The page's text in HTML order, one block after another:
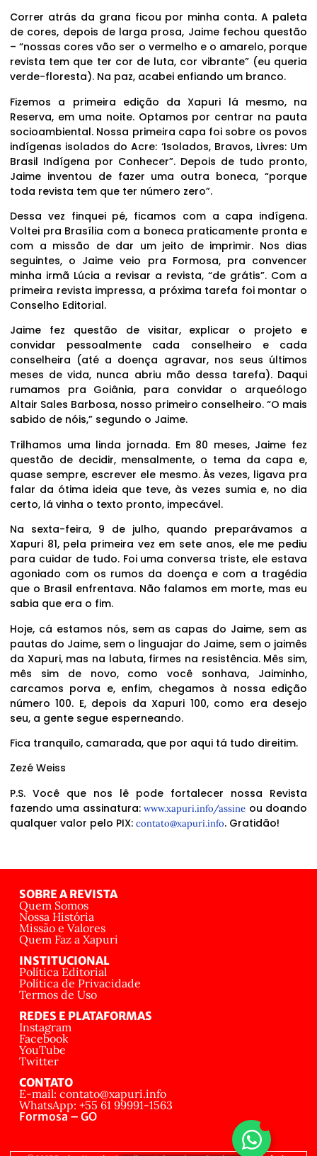
Correr atrás da grana ficou por minha conta. A paleta
de cores, depois de larga prosa, Jaime fechou questão
– “nossas cores vão ser o vermelho e o amarelo, porque
revista tem que ter cor de luta, cor vibrante” (eu queria
verde-floresta). Na paz, acabei enfiando um branco.
Fizemos a primeira edição da Xapuri lá mesmo, na
Reserva, em uma noite. Optamos por centrar na pauta
socioambiental. Nossa primeira capa foi sobre os povos
indígenas isolados do Acre: ‘Isolados, Bravos, Livres: Um
Brasil Indígena por Conhecer”. Depois de tudo pronto,
Jaime inventou de fazer uma outra boneca, “porque
toda revista tem que ter número zero”.
Dessa vez finquei pé, ficamos com a capa indígena.
Voltei pra Brasília com a boneca praticamente pronta e
com a missão de dar um jeito de imprimir. Nos dias
seguintes, o Jaime veio pra Formosa, pra convencer
minha irmã Lúcia a revisar a revista, “de grátis”. Com a
primeira revista impressa, a próxima tarefa foi montar o
Conselho Editorial.
Jaime fez questão de visitar, explicar o projeto e
convidar pessoalmente cada conselheiro e cada
conselheira (até a doença agravar, nos seus últimos
meses de vida, nunca abriu mão dessa tarefa). Daqui
rumamos pra Goiânia, para convidar o arqueólogo
Altair Sales Barbosa, nosso primeiro conselheiro. “O mais
sabido de nóis,” segundo o Jaime.
Trilhamos uma linda jornada. Em 80 meses, Jaime fez
questão de decidir, mensalmente, o tema da capa e,
quase sempre, escrever ele mesmo. Às vezes, ligava pra
falar da ótima ideia que teve, às vezes sumia e, no dia
certo, lá vinha o texto pronto, impecável.
Na sexta-feira, 9 de julho, quando preparávamos a
Xapuri 81, pela primeira vez em sete anos, ele me pediu
para cuidar de tudo. Foi uma conversa triste, ele estava
agoniado com os rumos da doença e com a tragédia
que o Brasil enfrentava. Não falamos em morte, mas eu
sabia que era o fim.
Hoje, cá estamos nós, sem as capas do Jaime, sem as
pautas do Jaime, sem o linguajar do Jaime, sem o jaimês
da Xapuri, mas na labuta, firmes na resistência. Mês sim,
mês sim de novo, como você sonhava, Jaiminho,
carcamos porva e, enfim, chegamos à nossa edição
número 100. E, depois da Xapuri 100, como era desejo
seu, a gente segue esperneando.
Fica tranquilo, camarada, que por aqui tá tudo direitim.
Zezé Weiss
P.S. Você que nos lê pode fortalecer nossa Revista
fazendo uma assinatura:www.xapuri.info/assine ou doando
qualquer valor pelo PIX: contato@xapuri.info. Gratidão!
SOBRE A REVISTA
Quem Somos
Nossa História
Missão e Valores
Quem Faz a Xapuri
INSTITUCIONAL
Política Editorial
Política de Privacidade
Termos de Uso
REDES E PLATAFORMAS
Instagram
Facebook
YouTube
Twitter
CONTATO
E-mail: contato@xapuri.info
WhatsApp: +55 61 99991-1563
Formosa – GO